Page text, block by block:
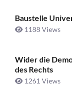
Baustelle
1188 Views
Wider die
des Rechts
1261 Views